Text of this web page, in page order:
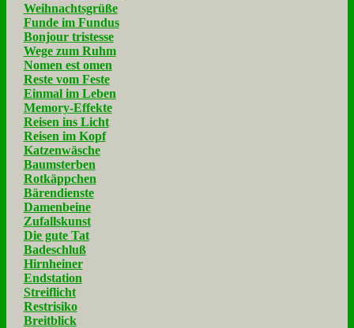
Weihnachtsgrüße
Funde im Fundus
Bonjour tristesse
Wege zum Ruhm
Nomen est omen
Reste vom Feste
Einmal im Leben
Memory-Effekte
Reisen ins Licht
Reisen im Kopf
Katzenwäsche
Baumsterben
Rotkäppchen
Bärendienste
Damenbeine
Zufallskunst
Die gute Tat
Badeschluß
Hirnheiner
Endstation
Streiflicht
Restrisiko
Breitblick